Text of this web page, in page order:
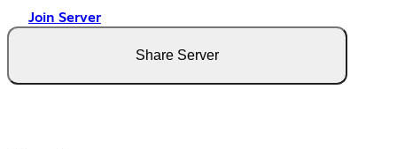
Join Server
Share Server